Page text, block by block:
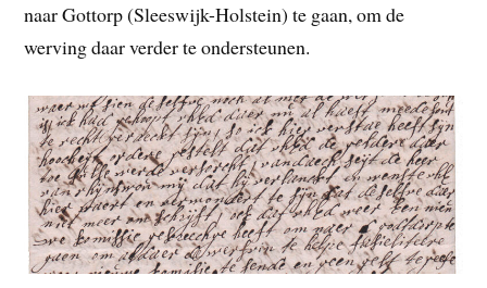
naar Gottorp (Sleeswijk-Holstein) te gaan, om de
werving daar verder te ondersteunen.